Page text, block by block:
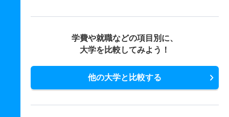
学費や就職などの項目別に、
大学を比較してみよう！
他の大学と比較する